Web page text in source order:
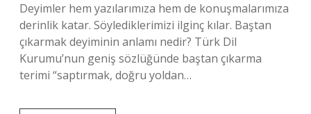
Deyimler hem yazılarımıza hem de konuşmalarımıza
derinlik katar. Söylediklerimizi ilginç kılar. Baştan
çıkarmak deyiminin anlamı nedir? Türk Dil
Kurumu’nun geniş sözlüğünde baştan çıkarma
terimi “saptırmak, doğru yoldan…